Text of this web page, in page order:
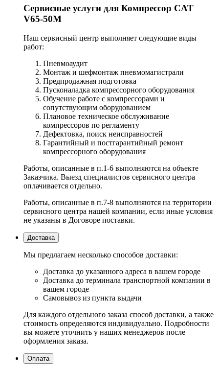
Сервисные услуги для Компрессор CAT
V65-50M
Наш сервисный центр выполняет следующие виды
работ:
Пневмоаудит
Монтаж и шефмонтаж пневмомагистрали
Предпродажная подготовка
Пусконаладка компрессорного оборудования
Обучение работе с компрессорами и
сопутствующим оборудованием
Плановое техническое обслуживание
компрессоров по регламенту
Дефектовка, поиск неисправностей
Гарантийный и постгарантийный ремонт
компрессорного оборудования
Работы, описанные в п.1-6 выполняются на объекте
Заказчика. Выезд специалистов сервисного центра
оплачивается отдельно.
Работы, описанные в п.7-8 выполняются на территории
сервисного центра нашей компании, если иные условия
не указаны в Договоре поставки.
Доставка
Мы предлагаем несколько способов доставки:
Доставка до указанного адреса в вашем городе
Доставка до терминала транспортной компании в
вашем городе
Самовывоз из пункта выдачи
Для каждого отдельного заказа способ доставки, а также
стоимость определяются индивидуально. Подробности
вы можете уточнить у наших менеджеров после
оформления заказа.
Оплата